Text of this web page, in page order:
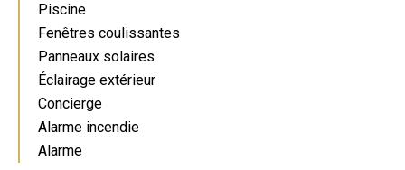
Piscine
Fenêtres coulissantes
Panneaux solaires
Éclairage extérieur
Concierge
Alarme incendie
Alarme